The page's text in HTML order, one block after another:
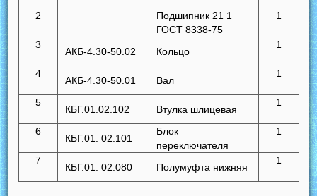
2
Подшипник 21 1
ГОСТ 8338-75
1
3
АКБ-4.30-50.02 Кольцо
1
4
АКБ-4.30-50.01 Вал
1
5
КБГ.01.02.102 Втулка шлицевая
1
6
КБГ.01. 02.101
Блок
переключателя
1
7
КБГ.01. 02.080 Полумуфта нижняя
1